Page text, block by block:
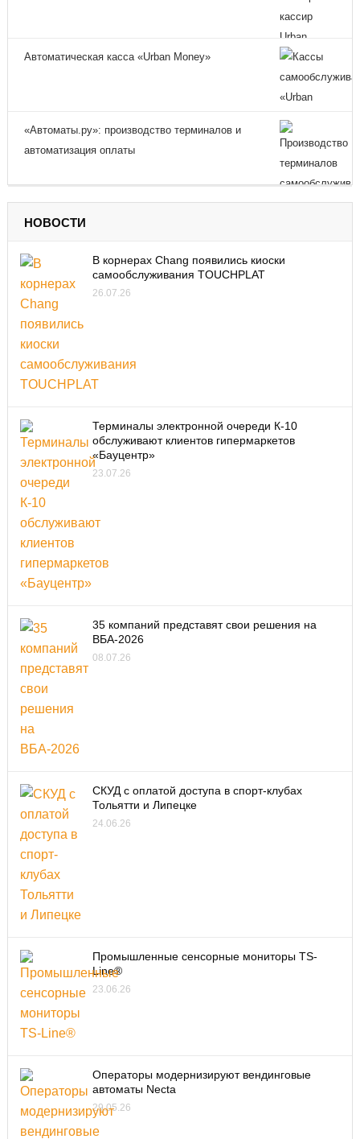
Автоматическая касса «Urban Money»
«Автоматы.ру»: производство терминалов и
автоматизация оплаты
НОВОСТИ
В корнерах Chang появились киоски
самообслуживания TOUCHPLAT
26.07.26
Терминалы электронной очереди К-10
обслуживают клиентов гипермаркетов
«Бауцентр»
23.07.26
35 компаний представят свои решения на
ВБА-2026
08.07.26
СКУД с оплатой доступа в спорт-клубах
Тольятти и Липецке
24.06.26
Промышленные сенсорные мониторы TS-
Line®
23.06.26
Операторы модернизируют вендинговые
автоматы Necta
29.05.26